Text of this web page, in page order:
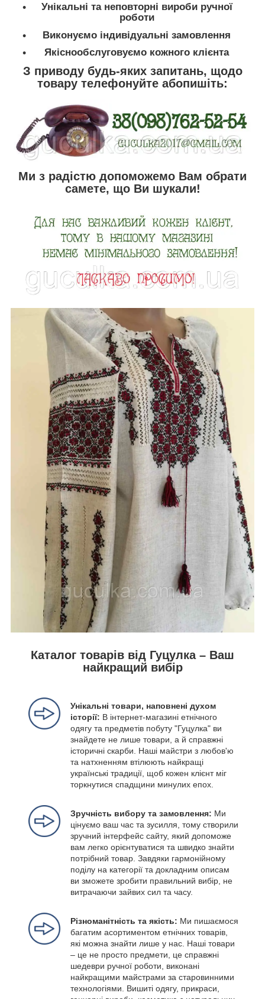
Унікальні та неповторні вироби ручної
роботи
Виконуємо індивідуальні замовлення
Якіснообслуговуємо кожного клієнта
З приводу будь-яких запитань, щодо
товару телефонуйте абопишіть:
Ми з радістю допоможемо Вам обрати
самете, що Ви шукали!
Каталог товарів від Гуцулка – Ваш
найкращий вибір
Унікальні товари, наповнені духом
історії: В інтернет-магазині етнічного
одягу та предметів побуту "Гуцулка" ви
знайдете не лише товари, а й справжні
історичні скарби. Наші майстри з любов'ю
та натхненням втілюють найкращі
українські традиції, щоб кожен клієнт міг
торкнутися спадщини минулих епох.
Зручність вибору та замовлення: Ми
цінуємо ваш час та зусилля, тому створили
зручний інтерфейс сайту, який допоможе
вам легко орієнтуватися та швидко знайти
потрібний товар. Завдяки гармонійному
поділу на категорії та докладним описам
ви зможете зробити правильний вибір, не
витрачаючи зайвих сил та часу.
Різноманітність та якість: Ми пишаємося
багатим асортиментом етнічних товарів,
які можна знайти лише у нас. Наші товари
– це не просто предмети, це справжні
шедеври ручної роботи, виконані
найкращими майстрами за старовинними
технологіями. Вишиті одягу, прикраси,